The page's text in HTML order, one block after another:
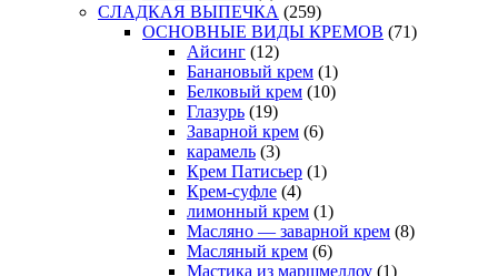
СЛАДКАЯ ВЫПЕЧКА (259)
ОСНОВНЫЕ ВИДЫ КРЕМОВ (71)
Айсинг (12)
Банановый крем (1)
Белковый крем (10)
Глазурь (19)
Заварной крем (6)
карамель (3)
Крем Патисьер (1)
Крем-суфле (4)
лимонный крем (1)
Масляно — заварной крем (8)
Масляный крем (6)
Мастика из маршмеллоу (1)